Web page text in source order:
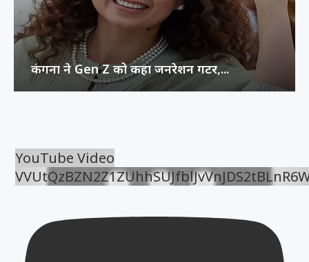
YouTube Video
कंगना ने Gen Z को कहा जनरेशन गटर,...